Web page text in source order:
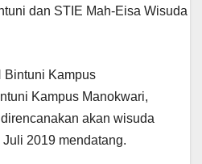
Bintuni Kampus
Kampus Manokwari,
akan wisuda
2019 mendatang.